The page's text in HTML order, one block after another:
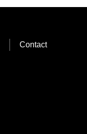
Contact